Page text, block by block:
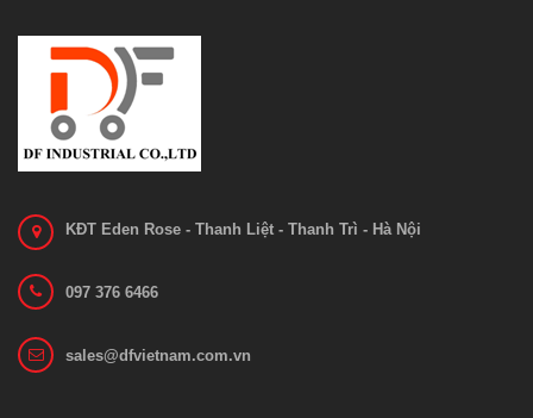
KĐT Eden Rose - Thanh Liệt - Thanh Trì - Hà Nội
097 376 6466
sales@dfvietnam.com.vn